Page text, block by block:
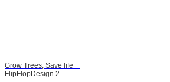
Grow Trees, Save life－
FlipFlopDesign 2